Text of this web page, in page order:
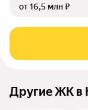
от 16,5 млн ₽
Другие ЖК в